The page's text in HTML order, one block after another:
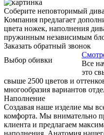
Соберите неповторимый
Компания предлагает
цвета ножек, наполнения
пружинным независимым
Заказать обратный звонок
Выбор обивки
Все
это
свыше 2500 цветов и
многообразия вариантов
Наполнение
Создавая наше изделие мы
комфорта. Мы внимательно
клиента и предлагаем